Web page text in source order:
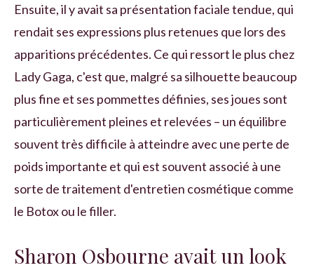
Ensuite, il y avait sa présentation faciale tendue, qui
rendait ses expressions plus retenues que lors des
apparitions précédentes. Ce qui ressort le plus chez
Lady Gaga, c'est que, malgré sa silhouette beaucoup
plus fine et ses pommettes définies, ses joues sont
particulièrement pleines et relevées – un équilibre
souvent très difficile à atteindre avec une perte de
poids importante et qui est souvent associé à une
sorte de traitement d'entretien cosmétique comme
le Botox ou le filler.
Sharon Osbourne avait un look